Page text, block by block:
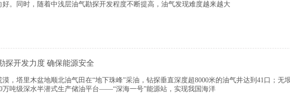
好。同时，随着中浅层油气勘探开发程度不断提高，油气发现难度越来越大
探开发力度 确保能源安全
漠，塔里木盆地顺北油气田在“地下珠峰”采油，钻探垂直深度超8000米的油气井达到41口；无
万吨级深水半潜式生产储油平台——“深海一号”能源站，实现我国海洋